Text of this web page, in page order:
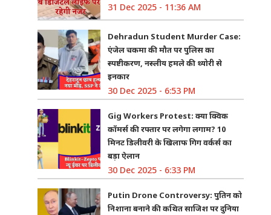
31 Dec 2025 - 11:36 AM
Dehradun Student Murder Case:
एंजेल चकमा की मौत पर पुलिस का
स्पष्टीकरण, नस्लीय हमले की थ्योरी से
इनकार
30 Dec 2025 - 6:53 PM
Gig Workers Protest: क्या क्विक
कॉमर्स की रफ्तार पर लगेगा लगाम? 10
मिनट डिलीवरी के खिलाफ गिग वर्कर्स का
बड़ा ऐलान
30 Dec 2025 - 6:33 PM
Putin Drone Controversy: पुतिन को
निशाना बनाने की कथित साजिश पर दुनिया